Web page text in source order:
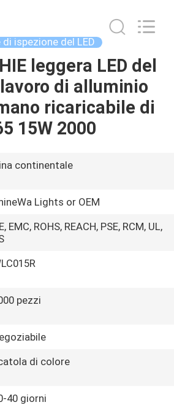
di ispezione del LED
leggera LED del
di alluminio
ricaricabile di
15W 2000
continentale
Lights or OEM
EMC, ROHS, REACH, PSE, RCM, UL,
pezzi
di colore
40 giorni